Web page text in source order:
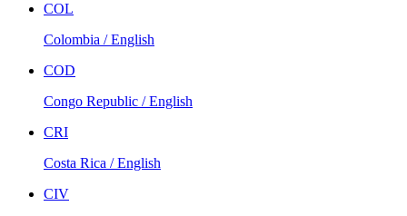
COL
Colombia / English
COD
Congo Republic / English
CRI
Costa Rica / English
CIV